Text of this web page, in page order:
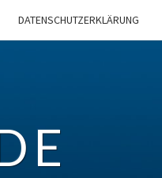
DATENSCHUTZERKLÄRUNG